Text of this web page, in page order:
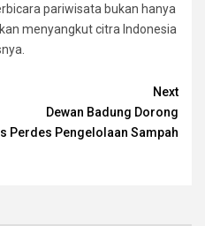
pariwisata bukan hanya
menyangkut citra Indonesia
Next
Dewan Badung Dorong
Perdes Pengelolaan Sampah